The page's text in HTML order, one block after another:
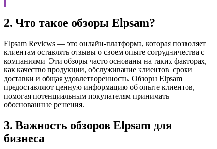
2. Что такое обзоры Elpsam?
Elpsam Reviews — это онлайн-платформа, которая позволяет
клиентам оставлять отзывы о своем опыте сотрудничества с
компаниями. Эти обзоры часто основаны на таких факторах,
как качество продукции, обслуживание клиентов, сроки
доставки и общая удовлетворенность. Обзоры Elpsam
предоставляют ценную информацию об опыте клиентов,
помогая потенциальным покупателям принимать
обоснованные решения.
3. Важность обзоров Elpsam для
бизнеса